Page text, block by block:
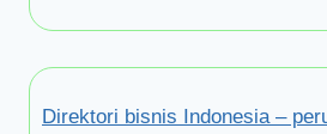
Direktori bisnis Indonesia –